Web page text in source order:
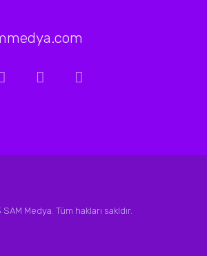
Medya. Tüm hakları sakldır.